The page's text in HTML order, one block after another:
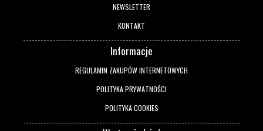
NEWSLETTER
KONTAKT
Informacje
REGULAMIN ZAKUPÓW INTERNETOWYCH
POLITYKA PRYWATNOŚCI
POLITYKA COOKIES